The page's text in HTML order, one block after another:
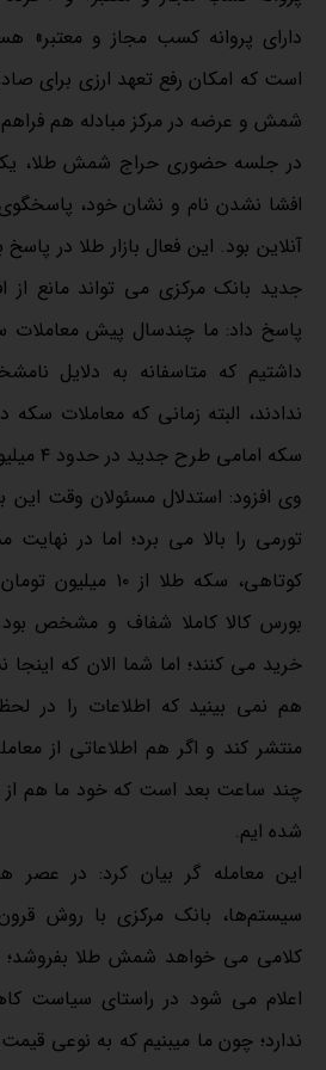
دارای پروانه کسب مجاز و معتبر»
است که امکان رفع تعهد ارزی برای
شمش و عرضه در مرکز مبادله هم
در جلسه حضوری حراج شمش طلا،
افشا نشدن نام و نشان خود، پاسخگوی
آنلاین بود. این فعال بازار طلا در
جدید بانک مرکزی می تواند مانع
پاسخ داد: ما چندسال پیش معاملات
داشتیم که متاسفانه به دلایل
ندادند، البته زمانی که معاملات
سکه امامی طرح جدید در حدود ۴ میلیون تومان قیمت داشت.
وی افزود: استدلال مسئولان وقت این
تورمی را بالا می برد؛ اما در
کوتاهی، سکه طلا از
بورس کالا کاملا شفاف و مشخص بود
خرید می کنند؛ اما شما الان که
هم نمی بینید که اطلاعات را در
منتشر کند و اگر هم اطلاعاتی از
چند ساعت بعد است که خود ما هم از
شده ایم.
این معامله گر بیان کرد: در
سیستم‌ها، بانک مرکزی با روش
کلامی می خواهد شمش طلا بفروشد؛
اعلام می شود در راستای سیاست
ندارد؛ چون ما میبنیم که به نوعی قیمت